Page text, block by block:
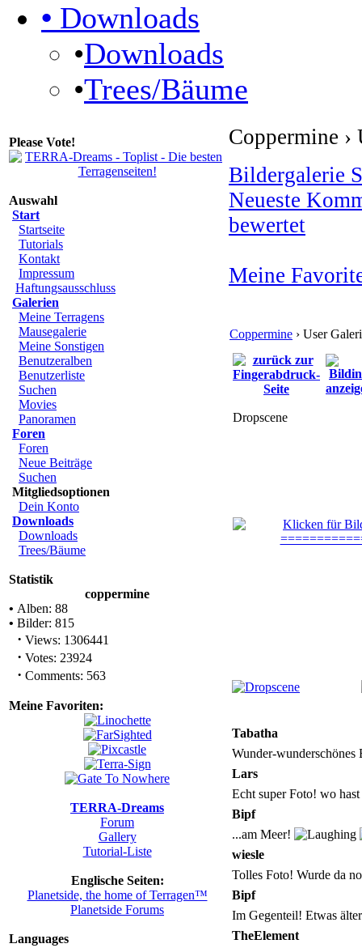
• Downloads
•Downloads
•Trees/Bäume
Please Vote!
Auswahl
Start
Startseite
Tutorials
Kontakt
Impressum
Haftungsausschluss
Galerien
Meine Terragens
Mausegalerie
Meine Sonstigen
Benutzeralben
Benutzerliste
Suchen
Movies
Panoramen
Foren
Foren
Neue Beiträge
Suchen
Mitgliedsoptionen
Dein Konto
Downloads
Downloads
Trees/Bäume
Statistik
coppermine
• Alben: 88
• Bilder: 815
· Views: 1306441
· Votes: 23924
· Comments: 563
Meine Favoriten:
TERRA-Dreams
Forum
Gallery
Tutorial-Liste
Englische Seiten:
Planetside, the home of Terragen™
Planetside Forums
Languages
Coppermine ›
Bildergalerie
Neueste
bewertet
Meine
Coppermine › User
Dropscene
Tabatha
Wunder-
Lars
Echt super Foto! wo hast
Bipf
...am Meer!
wiesle
Tolles Foto! Wurde da
Bipf
Im Gegenteil! Etwas
TheElement